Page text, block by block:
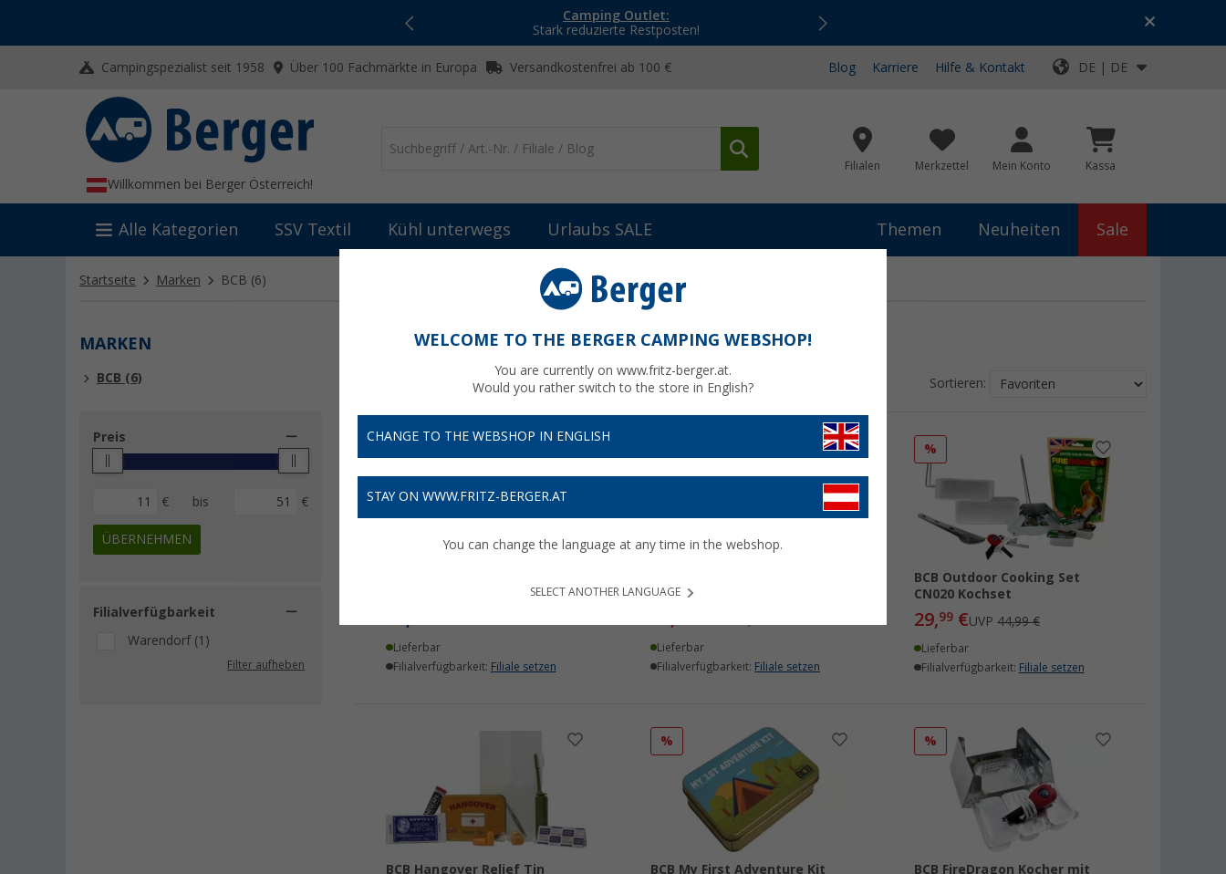
Camping Outlet:
Stark reduzierte Restposten!
Top-Deals für dein Abenteuer!
Campingspezialist seit 1958 Über 100 Fachmärkte in Europa Versandkostenfrei ab 100 € Blog Karriere Hilfe & Kontakt DE | DE
Willkommen bei Berger Österreich!
Filialen Merkzettel Mein Konto Kassa
Alle Kategorien SSV Textil Kühl unterwegs Urlaubs SALE Themen Neuheiten Sale
Startseite Marken BCB (6)
MARKEN
BCB (6)
Preis
€ bis €
ÜBERNEHMEN
Filialverfügbarkeit
Warendorf (1)
Filter aufheben
Sortieren:
Lieferbar
Filialverfügbarkeit: Filiale setzen
CK702 Erstehilfeset
Lieferbar
Filialverfügbarkeit: Filiale setzen
%
BCB Outdoor Cooking Set
CN020 Kochset
29,99 €UVP44,99 €
Lieferbar
Filialverfügbarkeit: Filiale setzen
BCB Hangover Relief Tin
%
BCB My First Adventure Kit
%
BCB FireDragon Kocher mit
WELCOME TO THE BERGER CAMPING WEBSHOP!
You are currently on www.fritz-berger.at.
Would you rather switch to the store in English?
CHANGE TO THE WEBSHOP IN ENGLISH
STAY ON WWW.FRITZ-BERGER.AT
You can change the language at any time in the webshop.
SELECT ANOTHER LANGUAGE